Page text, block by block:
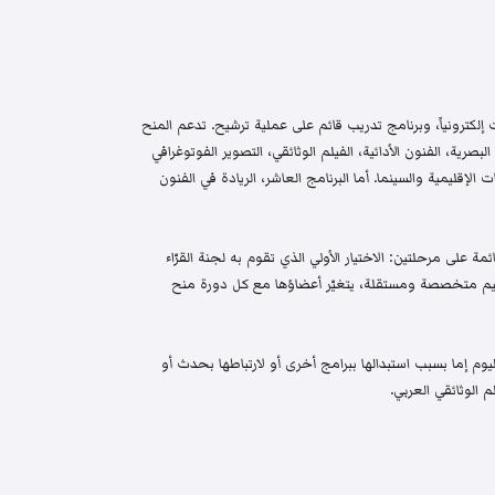
وبرنامج تدريب قائم على عملية ترشيح. تدعم المنح
الفنون الأدائية، الفيلم الوثائقي، التصوير الفوتوغرافي
والسينما. أما البرنامج العاشر، الريادة في الفنون
قائمة على مرحلتين: الاختيار الأولي الذي تقوم به لجنة القرّاء
متخصصة ومستقلة، يتغيّر أعضاؤها مع كل دورة منح
إما بسبب استبدالها ببرامج أخرى أو لارتباطها بحدث أو
الوثائقي العربي.